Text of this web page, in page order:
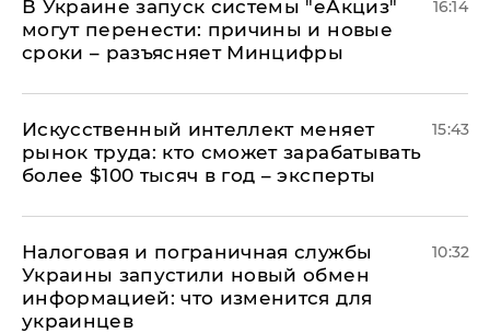
В Украине запуск системы "еАкциз"
могут перенести: причины и новые
сроки – разъясняет Минцифры
16:14
Искусственный интеллект меняет
рынок труда: кто сможет зарабатывать
более $100 тысяч в год – эксперты
15:43
Налоговая и пограничная службы
Украины запустили новый обмен
информацией: что изменится для
украинцев
10:32